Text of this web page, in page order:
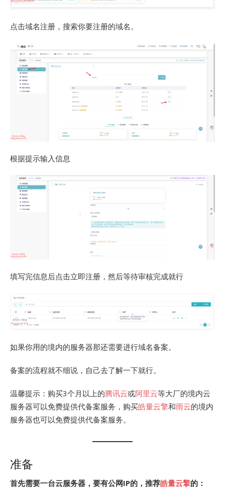
点击域名注册，搜索你要注册的域名。
根据提示输入信息
填写完信息后点击立即注册，然后等待审核完成就行
如果你用的境内的服务器那还需要进行域名备案。
备案的流程就不细说，自己去了解一下就行。
温馨提示：购买3个月以上的腾讯云或阿里云等大厂的境内云
服务器可以免费提供代备案服务，购买皓量云擎和雨云的境内
服务器也可以免费提供代备案服务。
准备
首先需要一台云服务器，要有公网IP的，推荐皓量云擎的：